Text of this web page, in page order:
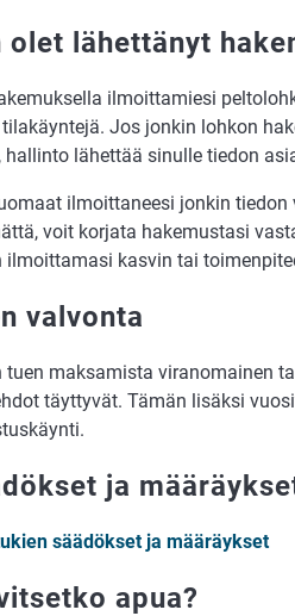
olet lähettänyt
ilmoittamiesi
Jos jonkin lohkon
hallinto lähettää sinulle tiedon
ilmoittaneesi jonkin
voit korjata hakemustasi
ilmoittamasi kasvin tai
valvonta
tuen maksamista viranomainen
täyttyvät. Tämän lisäksi
ja
säädökset ja määräykset
apua?